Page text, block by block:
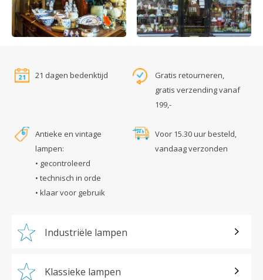
21 dagen bedenktijd
Gratis retourneren,
gratis verzending vanaf
199,-
Antieke en vintage
lampen:
• gecontroleerd
• technisch in orde
• klaar voor gebruik
Voor 15.30 uur besteld,
vandaag verzonden
Industriële lampen
Klassieke lampen